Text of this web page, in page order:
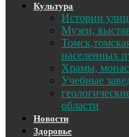
Культура
Истории
Музеи,
населенных
Храмы,
Учебные
области
Новости
Здоровье